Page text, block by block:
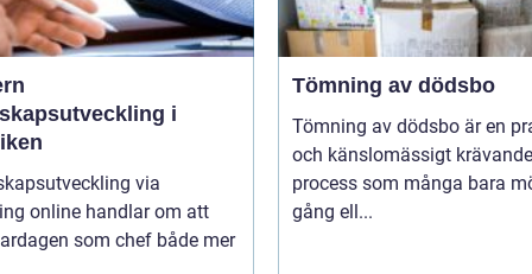
i
via
online handlar om att
som chef både mer
Tömning av dödsbo
Tömning av dödsbo är en
och känslomässigt krävande
process som många bara
gång ell...